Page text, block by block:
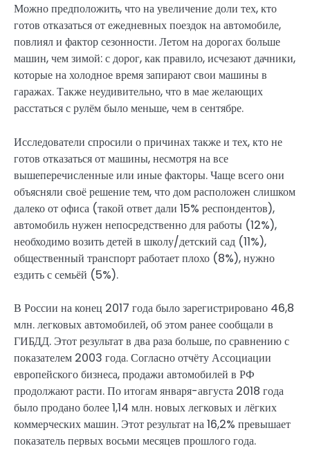
Можно предположить, что на увеличение доли тех, кто
готов отказаться от ежедневных поездок на автомобиле,
повлиял и фактор сезонности. Летом на дорогах больше
машин, чем зимой: с дорог, как правило, исчезают дачники,
которые на холодное время запирают свои машины в
гаражах. Также неудивительно, что в мае желающих
расстаться с рулём было меньше, чем в сентябре.
Исследователи спросили о причинах также и тех, кто не
готов отказаться от машины, несмотря на все
вышеперечисленные или иные факторы. Чаще всего они
объясняли своё решение тем, что дом расположен слишком
далеко от офиса (такой ответ дали 15% респондентов),
автомобиль нужен непосредственно для работы (12%),
необходимо возить детей в школу/детский сад (11%),
общественный транспорт работает плохо (8%), нужно
ездить с семьёй (5%).
В России на конец 2017 года было зарегистрировано 46,8
млн. легковых автомобилей, об этом ранее сообщали в
ГИБДД. Этот результат в два раза больше, по сравнению с
показателем 2003 года. Согласно отчёту Ассоциации
европейского бизнеса, продажи автомобилей в РФ
продолжают расти. По итогам января-августа 2018 года
было продано более 1,14 млн. новых легковых и лёгких
коммерческих машин. Этот результат на 16,2% превышает
показатель первых восьми месяцев прошлого года.